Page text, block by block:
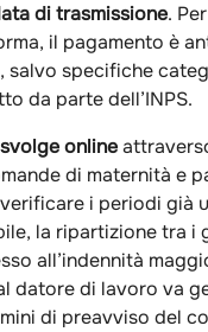
di trasmissione.
il pagamento è
salvo specifiche
da parte dell’INPS.
online
di maternità e
i periodi già
la ripartizione tra i
all’indennità
datore di lavoro va
di preavviso del